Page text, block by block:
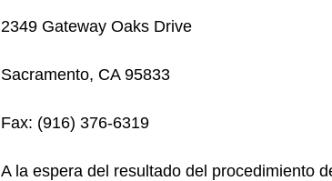
2349 Gateway Oaks Drive
Sacramento, CA 95833
Fax: (916) 376-6319
A la espera del resultado del procedimiento